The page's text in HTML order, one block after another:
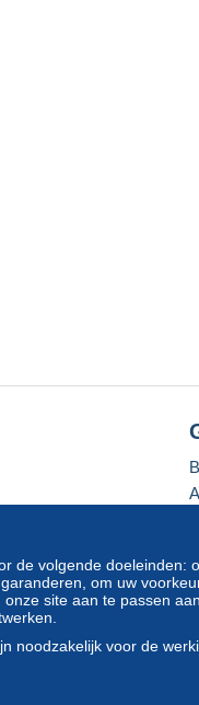
de volgende
om uw
site aan te passen
noodzakelijk voor de
rechten voorbehouden.